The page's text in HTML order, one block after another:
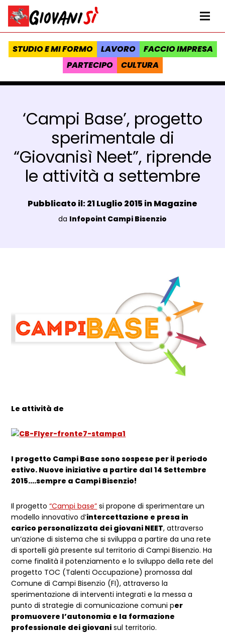
Vai al contenuto
Homepage Giovanisì - Progetto della Regione Toscana
STUDIO E MI FORMO LAVORO
FACCIO IMPRESA
PARTECIPO
CULTURA
‘Campi Base’, progetto
sperimentale di
“Giovanisì Neet”, riprende
le attività a settembre
Data e ora:
Pubblicato il: 21 Luglio 2015 inMagazine
Luogo:
da Infopoint Campi Bisenzio
Dettagli Post Magazine
Le attività de
l progetto Campi Base sono sospese per il periodo
estivo. Nuove iniziative a partire dal 14 Settembre
2015….sempre a Campi Bisenzio!
Il progetto“Campi base” si propone di sperimentare un
modello innovativo d’intercettazione e presa in
carico personalizzata dei giovani NEET, attraverso
un’azione di sistema che si sviluppa a partire da una rete
di sportelli già presente sul territorio di Campi Bisenzio. Ha
come finalità il potenziamento e lo sviluppo della rete del
progetto TOC (Talenti Occupazione) promossa dal
Comune di Campi Bisenzio (FI), attraverso la
sperimentazione di interventi integrati e la messa a
punto di strategie di comunicazione comuni per
promuovere l’autonomia e la formazione
professionale dei giovani sul territorio.